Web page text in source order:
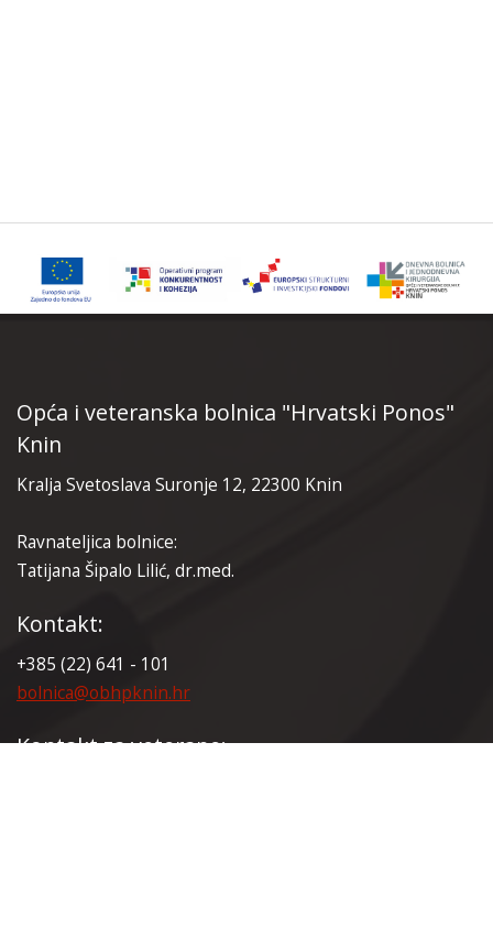
Opća i veteranska bolnica "Hrvatski Ponos"
Knin
Kralja Svetoslava Suronje 12, 22300 Knin
Ravnateljica bolnice:
Tatijana Šipalo Lilić, dr.med.
Kontakt:
+385 (22) 641 - 101
bolnica@obhpknin.hr
Kontakt za veterane: